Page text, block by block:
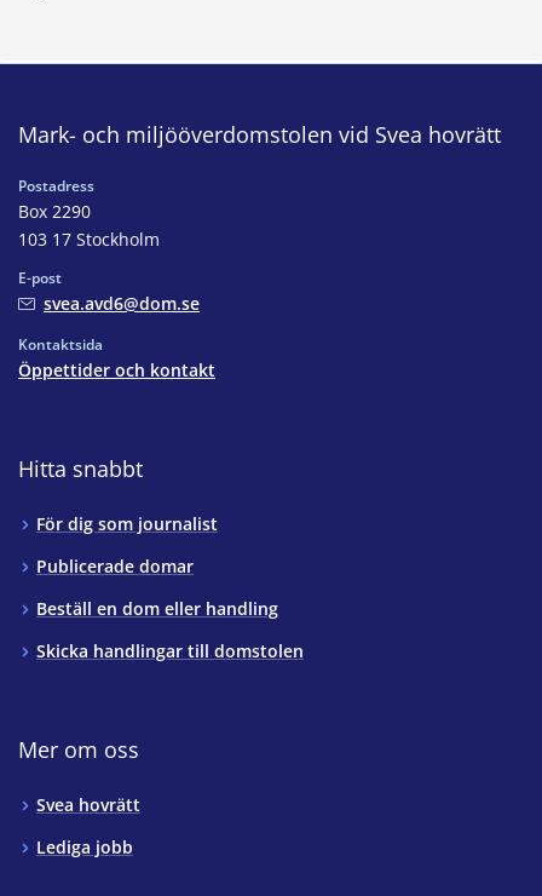
Mark- och miljööverdomstolen vid Svea hovrätt
Postadress
Box 2290
103 17 Stockholm
E-post
svea.avd6@dom.se
Kontaktsida
Öppettider och kontakt
Hitta snabbt
För dig som journalist
Publicerade domar
Beställ en dom eller handling
Skicka handlingar till domstolen
Mer om oss
Svea hovrätt
Lediga jobb